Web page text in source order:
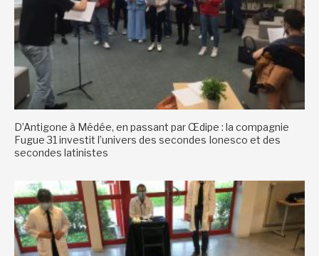
D’Antigone à Médée, en passant par Œdipe : la compagnie
Fugue 31 investit l’univers des secondes Ionesco et des
secondes latinistes